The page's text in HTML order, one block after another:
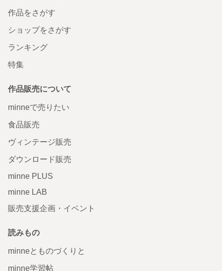
作品をさがす
ショップをさがす
ランキング
特集
作品販売について
minneで売りたい
食品販売
ヴィンテージ販売
ダウンロード販売
minne PLUS
minne LAB
販売支援企画・イベント
読みもの
minneとものづくりと
minne学習帖